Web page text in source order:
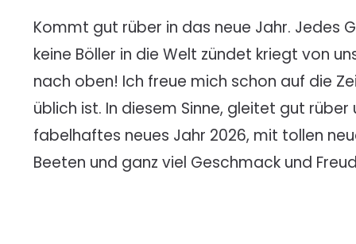
Kommt gut rüber in das neue Jahr. Jedes
keine Böller in die Welt zündet kriegt von
nach oben! Ich freue mich schon auf die
üblich ist. In diesem Sinne, gleitet gut
fabelhaftes neues Jahr 2026, mit tollen
Beeten und ganz viel Geschmack und